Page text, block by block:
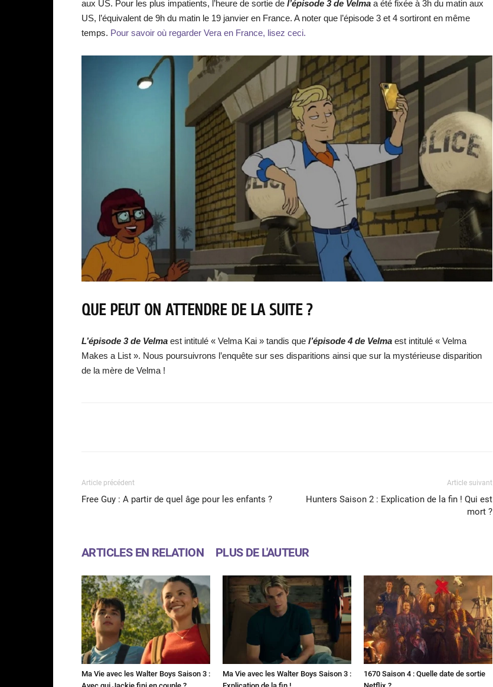
aux US. Pour les plus impatients, l’heure de sortie de l’épisode 3 de Velma a été fixée à 3h du matin aux
US, l’équivalent de 9h du matin le 19 janvier en France. A noter que l’épisode 3 et 4 sortiront en même
temps. Pour savoir où regarder Vera en France, lisez ceci.
QUE PEUT ON ATTENDRE DE LA SUITE ?
L’épisode 3 de Velma est intitulé « Velma Kai » tandis que l’épisode 4 de Velma est intitulé « Velma
Makes a List ». Nous poursuivrons l’enquête sur ses disparitions ainsi que sur la mystérieuse disparition
de la mère de Velma !
Article précédent
Free Guy : A partir de quel âge pour les enfants ?
Article suivant
Hunters Saison 2 : Explication de la fin ! Qui est
mort ?
ARTICLES EN RELATION PLUS DE L'AUTEUR
Ma Vie avec les Walter Boys Saison 3 :
Ma Vie avec les Walter Boys Saison 3 :
1670 Saison 4 : Quelle date de sortie